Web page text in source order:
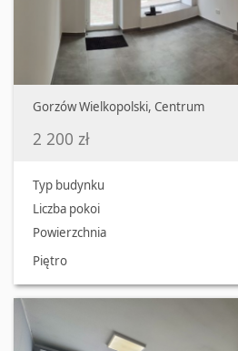
Gorzów Wielkopolski, Centrum
2 200 zł
Typ budynku
Liczba pokoi
Powierzchnia
Piętro